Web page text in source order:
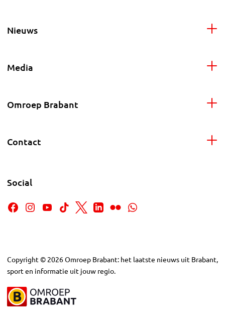
Nieuws
Media
Omroep Brabant
Contact
Social
Copyright © 2026Omroep Brabant: het laatste nieuws uit Brabant,
sport en informatie uit jouw regio.